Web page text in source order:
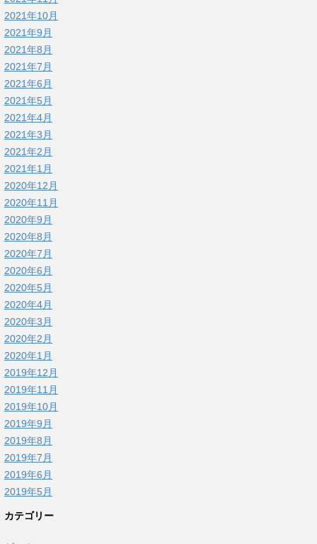
2021年10月
2021年9月
2021年8月
2021年7月
2021年6月
2021年5月
2021年4月
2021年3月
2021年2月
2021年1月
2020年12月
2020年11月
2020年9月
2020年8月
2020年7月
2020年6月
2020年5月
2020年4月
2020年3月
2020年2月
2020年1月
2019年12月
2019年11月
2019年10月
2019年9月
2019年8月
2019年7月
2019年6月
2019年5月
カテゴリー